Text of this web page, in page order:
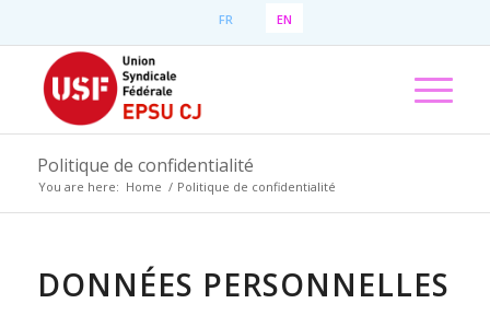
FR EN
Politique de confidentialité
You are here: Home / Politique de confidentialité
DONNÉES PERSONNELLES